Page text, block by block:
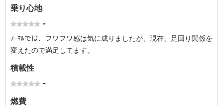
乗り心地
-
ﾉｰﾏﾙでは、フワフワ感は気に成りましたが、現在、足回り関係を
変えたので満足してます。
積載性
-
燃費